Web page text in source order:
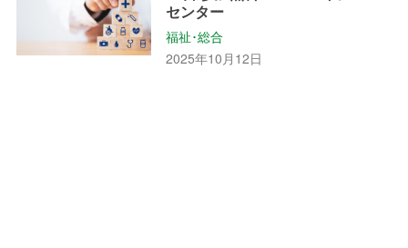
センター
福祉･総合
2025年10月12日